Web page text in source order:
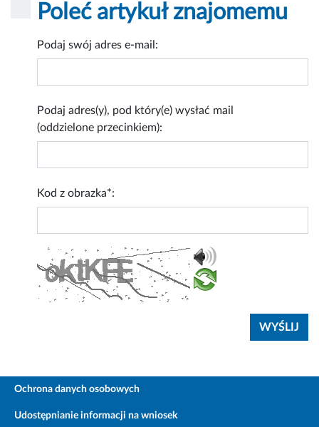
Poleć artykuł znajomemu
Podaj swój adres e-mail:
Podaj adres(y), pod który(e) wysłać mail
(oddzielone przecinkiem):
Kod z obrazka*:
Ochrona danych osobowych
Udostępnianie informacji na wniosek